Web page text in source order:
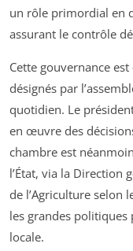
un rôle primordial en
assurant le contrôle
Cette gouvernance
désignés par
quotidien. Le
en œuvre des
chambre est
l’État, via la Direction
de l’Agriculture selon
les grandes
locale.